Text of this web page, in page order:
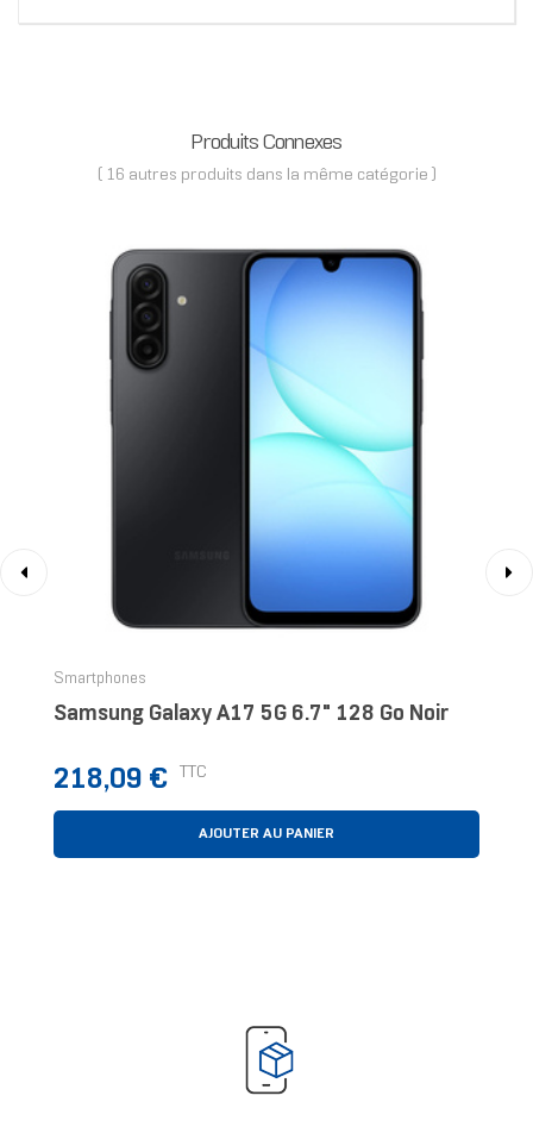
Produits Connexes
( 16 autres produits dans la même catégorie )
Smartphones
Samsung Galaxy A17 5G 6.7" 128 Go Noir
Prix
218,09 € TTC
AJOUTER AU PANIER